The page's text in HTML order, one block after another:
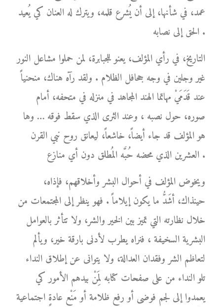
عمد، في شأنها، إلى أن يُشرع قلمه، ويترك له العنان كي يُعيد
الحق إلى نصابه .
التاريخ، في رأي المؤلف، يعنو للجبابرة، لمن حملوا مشاعل النور
غير وجلين في وجه جحافل الظلام . ولقد رآه هناك، منحنياً
عند قَدَمَيْ مهاتما الهند المجاهد في منزله في متحفه، أمام
صوره، حول نصبه ، وعند الثرى الذي سقط فوقه … وها
هو المؤلف قد جاء أيضاً، خاشعاً، ليعانق روح نبي القرن
العشرين الذي محضه حُبَّه المُطلق دون أي منازع .
ويخوض المؤلف في أحوال البشر وأخلاقهم، فإذاه،
حينذاك، أشَدُّ ما يكون إيلاماً . فهو ينظر إلى المجتمعات من
خلال نظارته التي تميز بين الخير والشر، ولا تتأثر بالعوامل
البشرية السخيفة ، فنراه يطرب لأدنى بارقة خير، ويألم
لتعاظم الشر وفقدان العدالة، ولا يتوانى عن إطلاق النداء
تلو النداء من على صفحات كتابه لِمَنْ بيدهم الأمور كي
يعمدوا إلى لجم فوضى أو رفع ظلامة أو مَنْع عادةٍ اجتماعية